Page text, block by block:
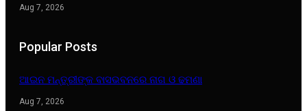
Aug 7, 2026
Popular Posts
ଆଇନ ମନ୍ତ୍ରୀଙ୍କ ବାସଭବନରେ ନାଗ ଓ ଢମଣା
Aug 7, 2026